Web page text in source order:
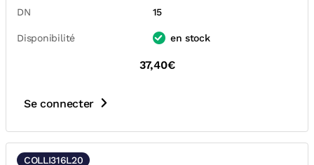
DN
15
Disponibilité en stock
37,40€
Se connecter
COLLI316L20